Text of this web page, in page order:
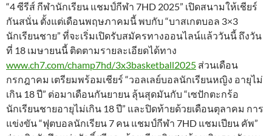
“4 ซีรีส์ กีฬานักเรียน แชมป์กีฬา 7HD 2025” เปิดสนามให้เชียร์
กันสนั่น ตั้งแต่เดือนพฤษภาคมนี้ พบกับ “บาสเกตบอล 3×3
นักเรียนชาย” ที่จะเริ่มเปิดรับสมัครทางออนไลน์แล้ววันนี้ ถึงวัน
ที่ 18 เมษายนนี้ ติดตามรายละเอียดได้ทาง
www.ch7.com/champ7hd/3x3basketball2025 ส่วนเดือน
กรกฎาคม เตรียมพร้อมเชียร์ “วอลเลย์บอลนักเรียนหญิง อายุไม่
เกิน 18 ปี” ต่อมาเดือนกันยายน ลุ้นสุดมันกับ “เซปักตะกร้อ
นักเรียนชายอายุไม่เกิน 18 ปี” และปิดท้ายด้วยเดือนตุลาคม การ
แข่งขัน “ฟุตบอลนักเรียน 7 คน แชมป์กีฬา 7HD แชมเปียน คัพ”